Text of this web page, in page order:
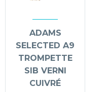
ADAMS
SELECTED A9
TROMPETTE
SIB VERNI
CUIVRÉ